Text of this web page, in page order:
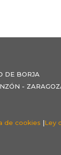
DE BORJA
-
de cookies |Ley